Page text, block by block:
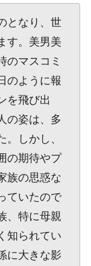
となり、世
す。美男美
のマスコミ
のように報
を飛び出
の姿は、多
。しかし、
の期待やプ
族の思惑な
ていたので
、特に母親
知られてい
に大きな影